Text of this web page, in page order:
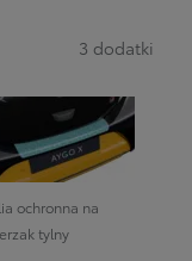
3 dodatki
ochronna na
tylny